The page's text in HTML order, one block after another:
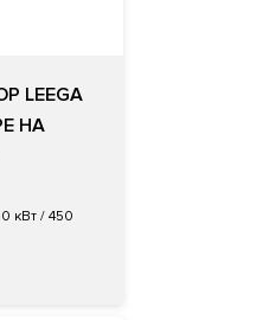
LEEGA
НА
кВт / 450